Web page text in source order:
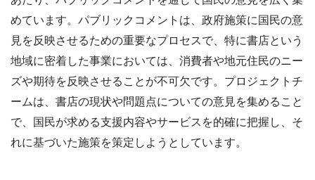
めています。パブリックコメントは、政府施策に国民の意
見を反映させるための重要なプロセスで、特に書店という
地域に密着した事業においては、消費者や地元住民のニー
ズや期待を反映させることが不可欠です。プロジェクトチ
ームは、書店の現状や問題点についての意見を集めること
で、国民が求める支援内容やサービスを的確に把握し、そ
れに基づいた施策を策定しようとしています。